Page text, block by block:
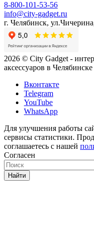
8-800-101-53-56
info@city-gadget.ru
г. Челябинск,
2026 © City Gadget -
аксессуаров в Челябинске
Вконтакте
Telegram
YouTube
WhatsApp
Для улучшения работы
сервисы статистики.
соглашаетесь с нашей
Согласен
Найти